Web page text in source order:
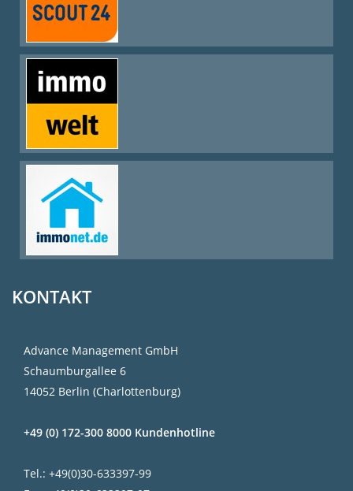
KONTAKT
Advance Management GmbH
Schaumburgallee 6
14052 Berlin (Charlottenburg)
+49 (0) 172-300 8000 Kundenhotline
Tel.: +49(0)30-633397-99